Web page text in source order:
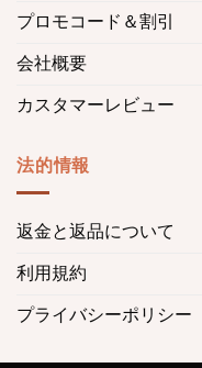
プロモコード＆割引
会社概要
カスタマーレビュー
法的情報
返金と返品について
利用規約
プライバシーポリシー